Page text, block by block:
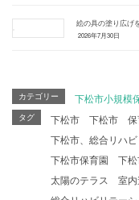
絵の具の塗り広げ
2026年7月30日
カテゴリー 下松市小規模
タグ 下松市
下松市 保
下松市、総合リハ
下松市保育園
下
太陽のテラス
室